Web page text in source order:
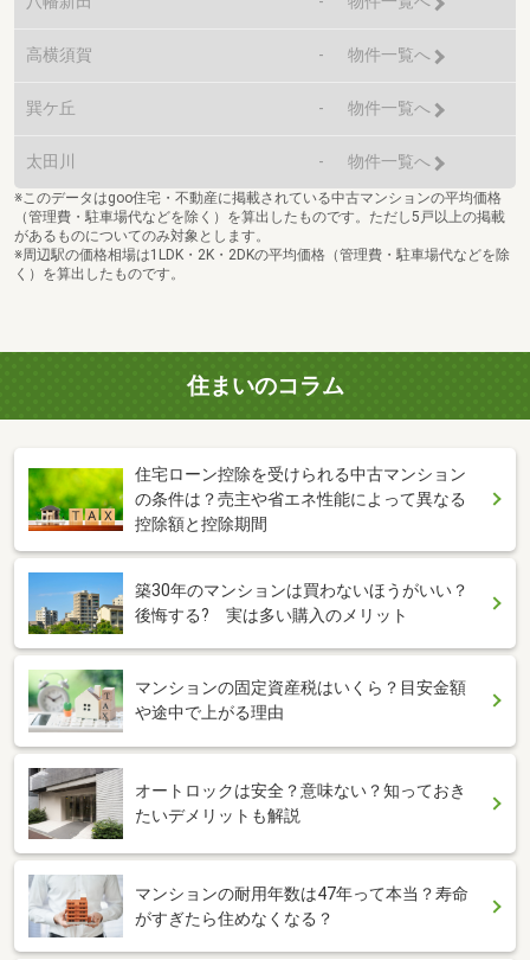
高横須賀 - 物件一覧へ
巽ケ丘 - 物件一覧へ
太田川 - 物件一覧へ
※このデータはgoo住宅・不動産に掲載されている中古マンションの平均価格
（管理費・駐車場代などを除く）を算出したものです。ただし5戸以上の掲載
があるものについてのみ対象とします。
※周辺駅の価格相場は1LDK・2K・2DKの平均価格（管理費・駐車場代などを除
く）を算出したものです。
住まいのコラム
住宅ローン控除を受けられる中古マンション
の条件は？売主や省エネ性能によって異なる
控除額と控除期間
築30年のマンションは買わないほうがいい？
後悔する? 実は多い購入のメリット
マンションの固定資産税はいくら？目安金額
や途中で上がる理由
オートロックは安全？意味ない？知っておき
たいデメリットも解説
マンションの耐用年数は47年って本当？寿命
がすぎたら住めなくなる？